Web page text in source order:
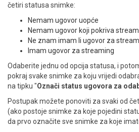
četiri statusa snimke:
Nemam ugovor uopće
Nemam ugovor koji pokriva
Ne znam imam li ugovor za
Imam ugovor za streaming
Odaberite jednu od opcija statusa, i
pokraj svake snimke za koju vrijedi
na tipku "Označi status ugovora za
Postupak možete ponoviti za svaki od
(ako postoje snimke za koje pojedini
da prvo označite sve snimke za koje